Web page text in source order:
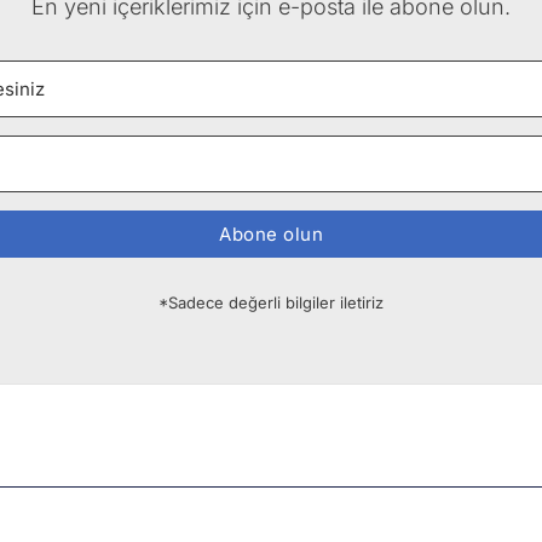
En yeni içeriklerimiz için e-posta ile abone olun.
Abone olun
*Sadece değerli bilgiler iletiriz